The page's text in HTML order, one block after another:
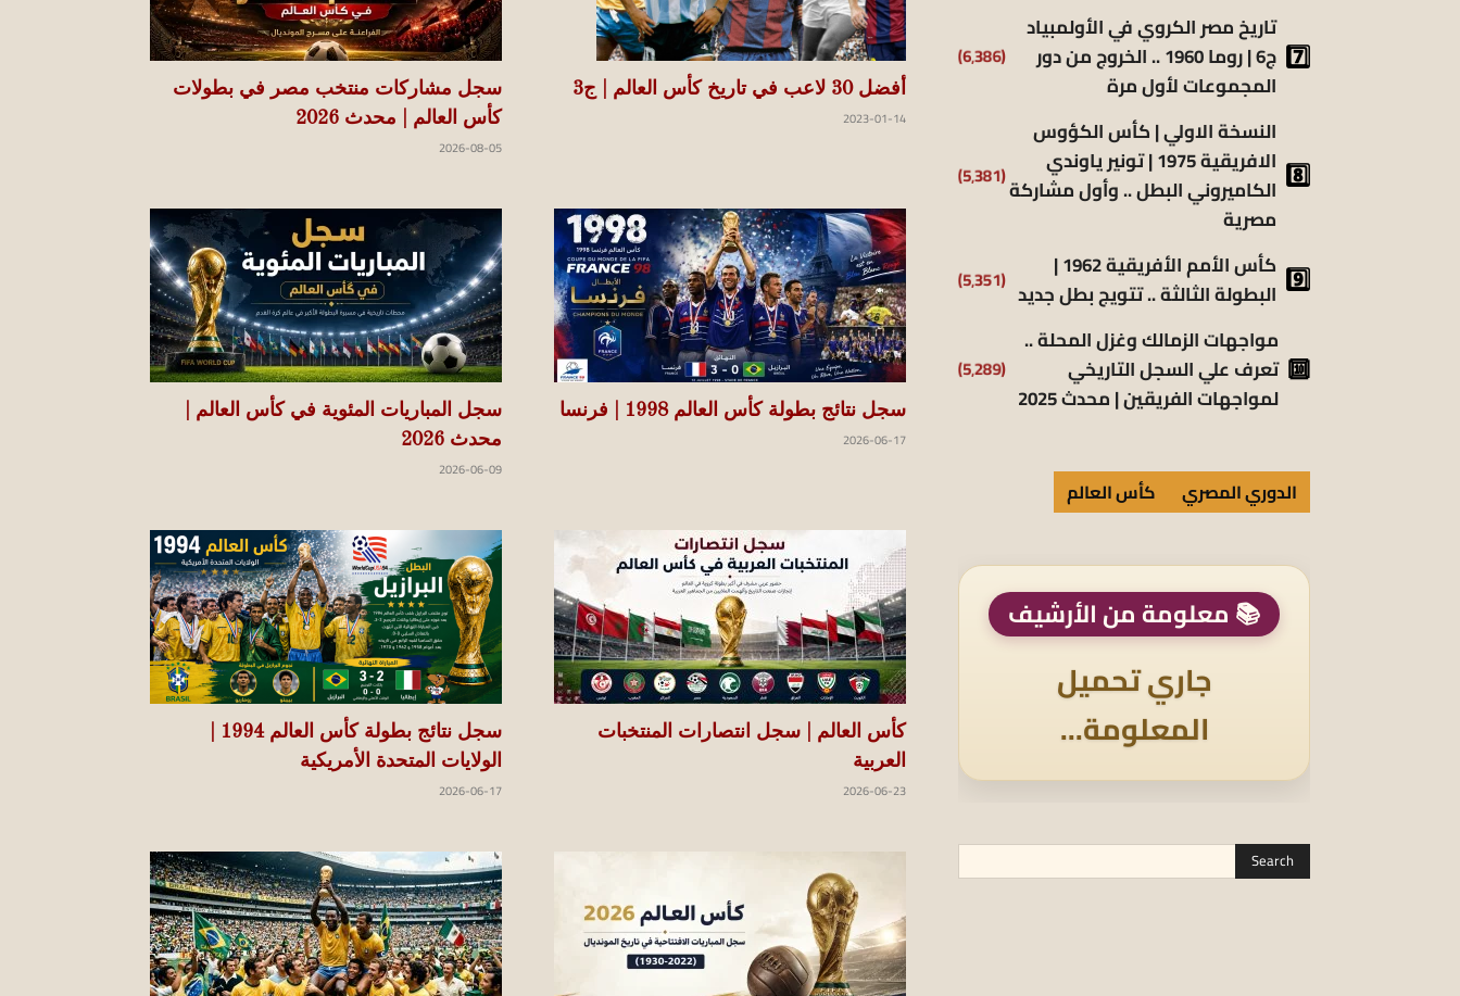
سجل مشاركات منتخب مصر في بطولات
كأس العالم | محدث 2026
2026-08-05
أفضل 30 لاعب في تاريخ كأس العالم | ج3
2023-01-14
سجل المباريات المئوية في كأس العالم |
محدث 2026
2026-06-09
سجل نتائج بطولة كأس العالم 1998 | فرنسا
2026-06-17
الولايات المتحدة الأمريكية
2026-06-17
كأس العالم | سجل انتصارات المنتخبات
العربية
2026-06-23
تاريخ مصر الكروي في الأولمبياد
ج6 | روما 1960 .. الخروج من دور
المجموعات لأول مرة
(6٬386)
النسخة الاولي | كأس الكؤوس
الافريقية 1975 | تونير ياوندي
الكاميروني البطل .. وأول مشاركة
مصرية
(5٬381)
كأس الأمم الأفريقية 1962 |
البطولة الثالثة .. تتويج بطل جديد (5٬351)
مواجهات الزمالك وغزل المحلة ..
تعرف علي السجل التاريخي
لمواجهات الفريقين | محدث 2025
(5٬289)
الدوري المصري كأس العالم
📚 معلومة من الأرشيف
جاري تحميل
المعلومة...